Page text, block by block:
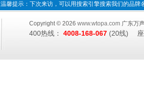
温馨提示：下次来访，可以用搜索引擎搜索我们的
Copyright © 2026 www.wtopa.com 广东万
400热线： 4008-168-067 (20线) 座